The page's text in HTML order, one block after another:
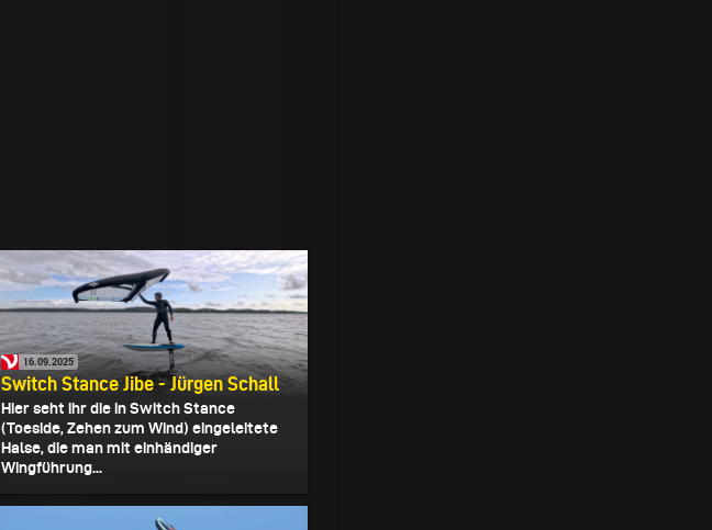
16.09.2025
Switch Stance Jibe - Jürgen Schall
Hier seht ihr die in Switch Stance
(Toeside, Zehen zum Wind) eingeleitete
Halse, die man mit einhändiger
Wingführung...